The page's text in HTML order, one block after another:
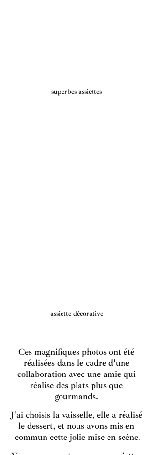
superbes assiettes
assiette décorative
Ces magnifiques photos ont été
réalisées dans le cadre d'une
collaboration avec une amie qui
réalise des plats plus que
gourmands.
J'ai choisis la vaisselle, elle a réalisé
le dessert, et nous avons mis en
commun cette jolie mise en scène.